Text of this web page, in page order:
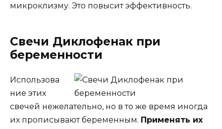
микроклизму. Это повысит эффективность.
Свечи Диклофенак при
беременности
Использова
ние этих
свечей нежелательно, но в то же время иногда
их прописывают беременным. Применять их